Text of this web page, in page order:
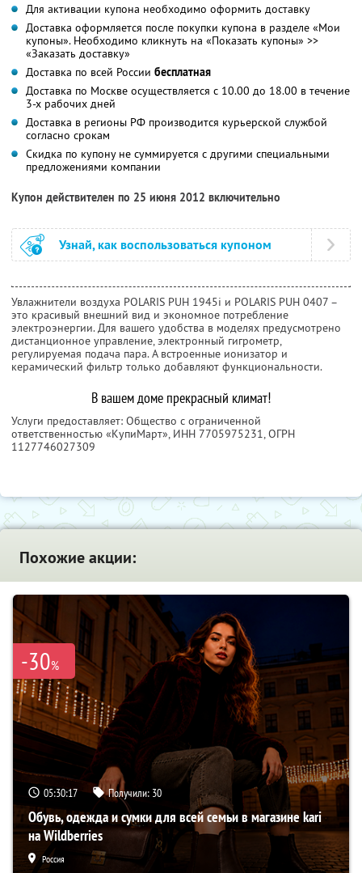
Для активации купона необходимо оформить доставку
Доставка оформляется после покупки купона в разделе «Мои
купоны». Необходимо кликнуть на «Показать купоны» >>
«Заказать доставку»
Доставка по всей России бесплатная
Доставка по Москве осуществляется с 10.00 до 18.00 в течение
3-х рабочих дней
Доставка в регионы РФ производится курьерской службой
согласно срокам
Скидка по купону не суммируется с другими специальными
предложениями компании
Купон действителен по 25 июня 2012 включительно
Узнай, как воспользоваться купоном
Увлажнители воздуха POLARIS PUH 1945i и POLARIS PUH 0407 –
это красивый внешний вид и экономное потребление
электроэнергии. Для вашего удобства в моделях предусмотрено
дистанционное управление, электронный гигрометр,
регулируемая подача пара. А встроенные ионизатор и
керамический фильтр только добавляют функциональности.
В вашем доме прекрасный климат!
Услуги предоставляет: Общество с ограниченной
ответственностью «КупиМарт», ИНН 7705975231, ОГРН
1127746027309
Похожие акции:
-30%
05:30:16 Получили: 30
Обувь, одежда и сумки для всей семьи в магазине kari
на Wildberries
Россия